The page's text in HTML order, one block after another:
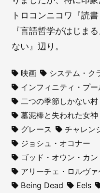
トロコンニコワ『読
『言語哲学がはじま
ない』辺り。
映画 システム・ク
インフィニティ・プー
二つの季節しかない村
墓泥棒と失われた女神
グレース
チャレン
ジョシュ・オコナー
ゴッド・オウン・カン
アリーチェ・ロルヴァ
Being Dead
Eels